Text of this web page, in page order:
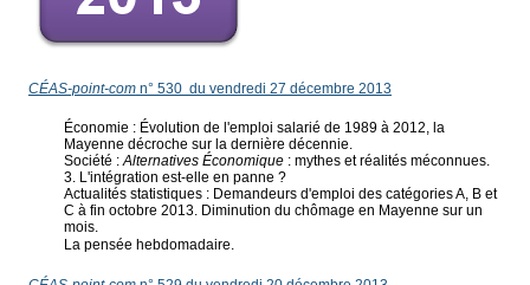
CÉAS-point-comn° 530 du vendredi 27 décembre 2013
Économie : Évolution de l'emploi salarié de 1989 à 2012, la
Mayenne décroche sur la dernière décennie.
Société :Alternatives Économique: mythes et réalités méconnues.
3. L'intégration est-elle en panne ?
Actualités statistiques : Demandeurs d'emploi des catégories A, B et
C à fin octobre 2013. Diminution du chômage en Mayenne sur un
mois.
La pensée hebdomadaire.